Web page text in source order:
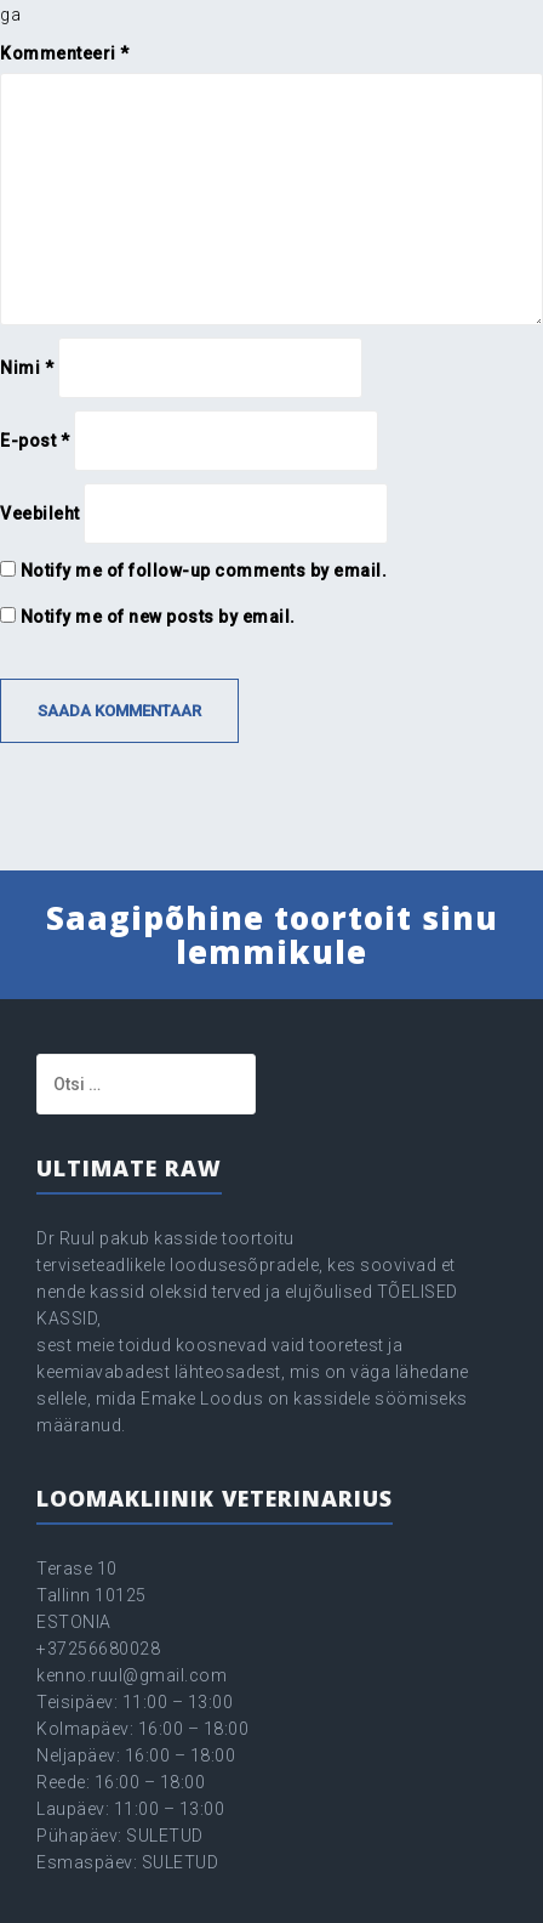
ga
Kommenteeri *
Nimi *
E-post*
Veebileht
Notify me of follow-up comments by email.
Notify me of new posts by email.
Saagipõhine toortoit sinu
lemmikule
ULTIMATE RAW
Dr Ruul pakub kasside toortoitu
terviseteadlikele loodusesõpradele, kes soovivad et
nende kassid oleksid terved ja elujõulised TÕELISED
KASSID,
sest meie toidud koosnevad vaid tooretest ja
keemiavabadest lähteosadest, mis on väga lähedane
sellele, mida Emake Loodus on kassidele söömiseks
määranud.
LOOMAKLIINIK VETERINARIUS
Terase 10
Tallinn 10125
ESTONIA
+37256680028
kenno.ruul@gmail.com
Teisipäev: 11:00 – 13:00
Kolmapäev: 16:00 – 18:00
Neljapäev: 16:00 – 18:00
Reede: 16:00 – 18:00
Laupäev: 11:00 – 13:00
Pühapäev: SULETUD
Esmaspäev: SULETUD